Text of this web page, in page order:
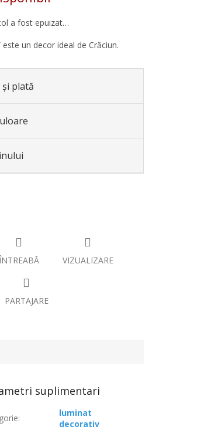
a fost epuizat…
este un decor ideal de Crăciun.
plată
VIZUALIZARE
PARTAJARE
suplimentari
:
luminat
decorativ